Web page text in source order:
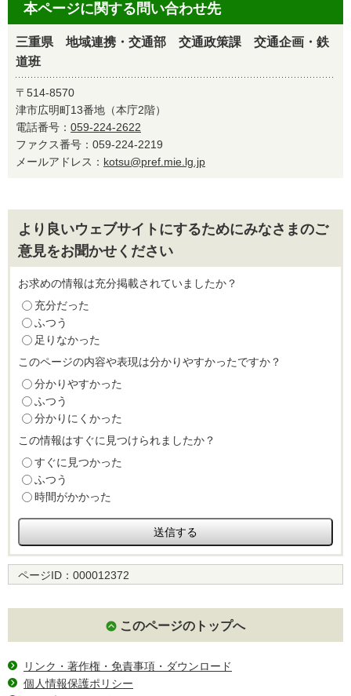
本ページに関する問い合わせ先
三重県 地域連携・交通部 交通政策課 交通企画・鉄
道班
〒514-8570
津市広明町13番地（本庁2階）
電話番号： 059-224-2622
ファクス番号：059-224-2219
メールアドレス： kotsu@pref.mie.lg.jp
より良いウェブサイトにするためにみなさまのご
意見をお聞かせください
お求めの情報は充分掲載されていましたか？
充分だった
ふつう
足りなかった
このページの内容や表現は分かりやすかったですか？
分かりやすかった
ふつう
分かりにくかった
この情報はすぐに見つけられましたか？
すぐに見つかった
ふつう
時間がかかった
ページID： 000012372
このページのトップへ
リンク・著作権・免責事項・ダウンロード
個人情報保護ポリシー